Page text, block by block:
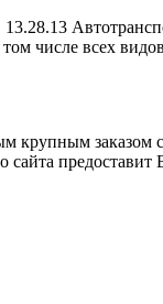
числе всех
крупным
сайта